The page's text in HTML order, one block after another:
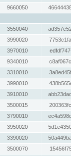
9660050
3550040
3990020
3970010
9340010
3310010
3990010
3910010
3500015
3790010
3950020
3390020
3500070